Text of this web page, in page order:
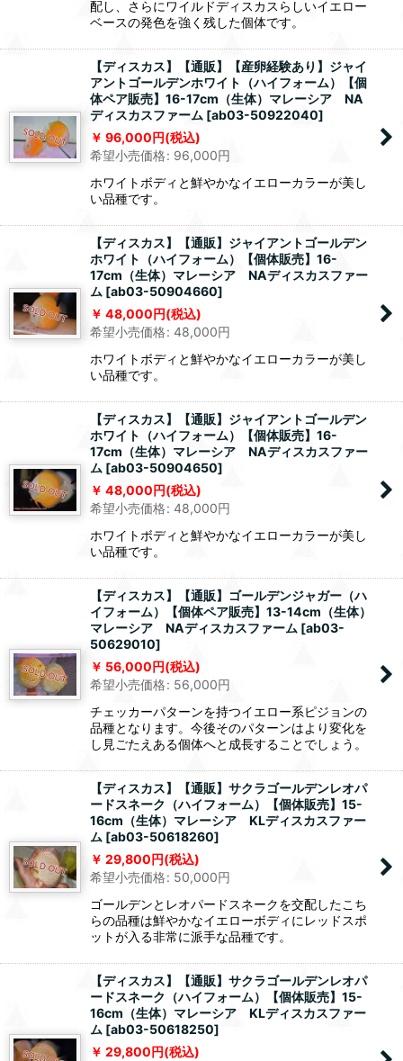
配し、さらにワイルドディスカスらしいイエロー
ベースの発色を強く残した個体です。
【ディスカス】【通販】【産卵経験あり】ジャイ
アントゴールデンホワイト（ハイフォーム）【個
体ペア販売】16-17cm（生体）マレーシア NA
ディスカスファーム [ab03-50922040]
96,000円(税込)
希望小売価格: 96,000円
ホワイトボディと鮮やかなイエローカラーが美し
い品種です。
【ディスカス】【通販】ジャイアントゴールデン
ホワイト（ハイフォーム）【個体販売】16-
17cm（生体）マレーシア NAディスカスファー
ム [ab03-50904660]
48,000円(税込)
希望小売価格: 48,000円
ホワイトボディと鮮やかなイエローカラーが美し
い品種です。
【ディスカス】【通販】ジャイアントゴールデン
ホワイト（ハイフォーム）【個体販売】16-
17cm（生体）マレーシア NAディスカスファー
ム [ab03-50904650]
48,000円(税込)
希望小売価格: 48,000円
ホワイトボディと鮮やかなイエローカラーが美し
い品種です。
【ディスカス】【通販】ゴールデンジャガー（ハ
イフォーム）【個体ペア販売】13-14cm（生体）
マレーシア NAディスカスファーム [ab03-
50629010]
56,000円(税込)
希望小売価格: 56,000円
チェッカーパターンを持つイエロー系ピジョンの
品種となります。今後そのパターンはより変化を
し見ごたえある個体へと成長することでしょう。
【ディスカス】【通販】サクラゴールデンレオパ
ードスネーク（ハイフォーム）【個体販売】15-
16cm（生体）マレーシア KLディスカスファー
ム [ab03-50618260]
29,800円(税込)
希望小売価格: 50,000円
ゴールデンとレオパードスネークを交配したこち
らの品種は鮮やかなイエローボディにレッドスポ
ットが入る非常に派手な品種です。
【ディスカス】【通販】サクラゴールデンレオパ
ードスネーク（ハイフォーム）【個体販売】15-
16cm（生体）マレーシア KLディスカスファー
ム [ab03-50618250]
29,800円(税込)